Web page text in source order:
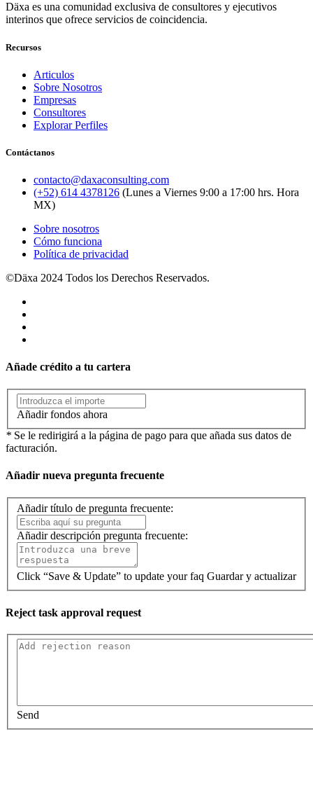
Däxa es una comunidad exclusiva de consultores y ejecutivos
interinos que ofrece servicios de coincidencia.
Recursos
Articulos
Sobre Nosotros
Empresas
Consultores
Explorar Perfiles
Contáctanos
contacto@daxaconsulting.com
(+52) 614 4378126 (Lunes a Viernes 9:00 a 17:00 hrs. Hora
MX)
Sobre nosotros
Cómo funciona
Política de privacidad
©Däxa 2024 Todos los Derechos Reservados.
Añade crédito a tu cartera
Añadir fondos ahora
* Se le redirigirá a la página de pago para que añada sus datos de
facturación.
Añadir nueva pregunta frecuente
Añadir título de pregunta frecuente:
Añadir descripción pregunta frecuente:
Click “Save & Update” to update your faq Guardar y actualizar
Reject task approval request
Send